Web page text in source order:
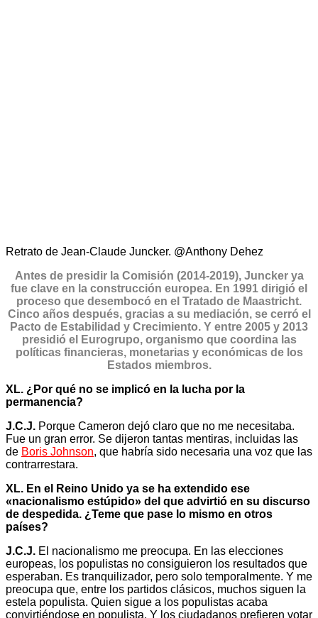
Retrato de Jean-Claude Juncker. @Anthony Dehez
Antes de presidir la Comisión (2014-2019), Juncker ya
fue clave en la construcción europea. En 1991 dirigió el
proceso que desembocó en el Tratado de Maastricht.
Cinco años después, gracias a su mediación, se cerró el
Pacto de Estabilidad y Crecimiento. Y entre 2005 y 2013
presidió el Eurogrupo, organismo que coordina las
políticas financieras, monetarias y económicas de los
Estados miembros.
XL. ¿Por qué no se implicó en la lucha por la
permanencia?
J.C.J. Porque Cameron dejó claro que no me necesitaba.
Fue un gran error. Se dijeron tantas mentiras, incluidas las
de Boris Johnson, que habría sido necesaria una voz que las
contrarrestara.
XL. En el Reino Unido ya se ha extendido ese
«nacionalismo estúpido» del que advirtió en su discurso
de despedida. ¿Teme que pase lo mismo en otros
países?
J.C.J. El nacionalismo me preocupa. En las elecciones
europeas, los populistas no consiguieron los resultados que
esperaban. Es tranquilizador, pero solo temporalmente. Y me
preocupa que, entre los partidos clásicos, muchos siguen la
estela populista. Quien sigue a los populistas acaba
convirtiéndose en populista. Y los ciudadanos prefieren votar